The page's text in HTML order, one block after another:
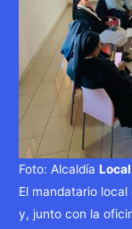
Foto: Alcaldía
El mandatario
y, junto con la